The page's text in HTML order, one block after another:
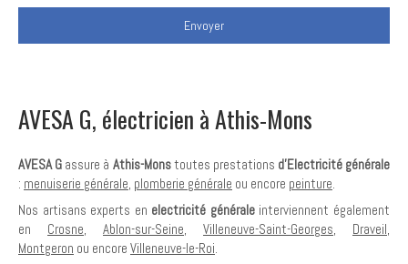
Envoyer
AVESA G, électricien à Athis-Mons
AVESA G assure à Athis-Monstoutes prestations d'Electricité générale
: menuiserie générale plomberie générale ou encore peinture
Nos artisans experts en electricité généraleinterviennent également
en Crosne Ablon-sur-Seine Villeneuve-Saint-Georges Draveil
Montgeron ou encore Villeneuve-le-Roi